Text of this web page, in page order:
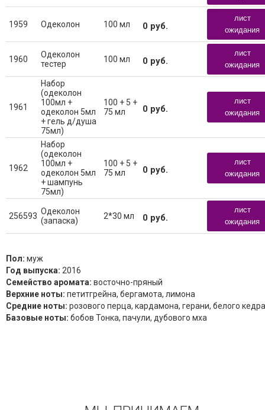
1959 Одеколон 100 мл 0 руб.
лист
ожидания
1960
Одеколон
тестер
100 мл 0 руб.
лист
ожидания
1961
Набор
(одеколон
100мл +
одеколон 5мл
+ гель д/душа
75мл)
100 + 5 +
75 мл
0 руб.
лист
ожидания
1962
Набор
(одеколон
100мл +
одеколон 5мл
+ шампунь
75мл)
100 + 5 +
75 мл
0 руб.
лист
ожидания
256593 Одеколон
(запаска)
2*30 мл 0 руб.
лист
ожидания
Пол: муж
Год выпуска: 2016
Семейство аромата: восточно-пряный
Верхние ноты: петитгрейна, бергамота, лимона
Средние ноты: розового перца, кардамона, герани, белого кедра
Базовые ноты: бобов Тонка, пачули, дубового мха